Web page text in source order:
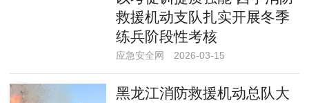
救援机动支队扎实开展冬季
练兵阶段性考核
应急安全网 2026-03-15
黑龙江消防救援机动总队大